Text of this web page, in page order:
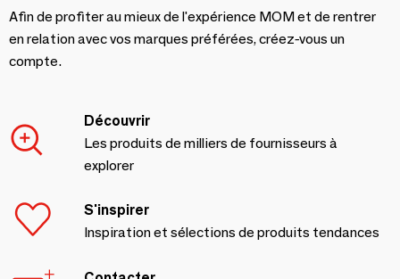
Afin de profiter au mieux de l'expérience MOM et de rentrer
en relation avec vos marques préférées, créez-vous un
compte.
Découvrir
Les produits de milliers de fournisseurs à
explorer
S'inspirer
Inspiration et sélections de produits tendances